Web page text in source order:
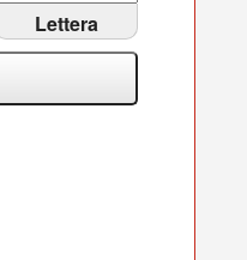
Lettera